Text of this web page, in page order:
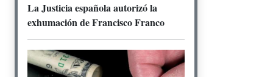
La Justicia española autorizó la
exhumación de Francisco Franco